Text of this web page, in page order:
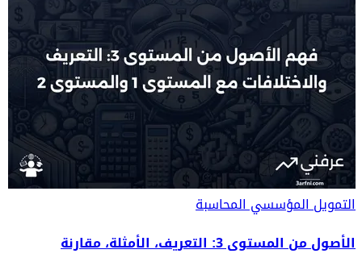
التمويل المؤسسيالمحاسبة
الأصول من المستوى 3: التعريف، الأمثلة، مقارنة